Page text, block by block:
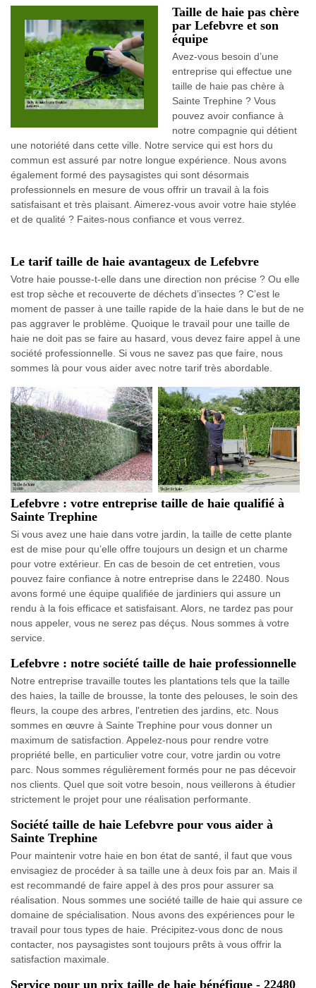
Taille de haie pas chère
par Lefebvre et son
équipe
Avez-vous besoin d’une
entreprise qui effectue une
taille de haie pas chère à
Sainte Trephine ? Vous
pouvez avoir confiance à
notre compagnie qui détient
une notoriété dans cette ville. Notre service qui est hors du
commun est assuré par notre longue expérience. Nous avons
également formé des paysagistes qui sont désormais
professionnels en mesure de vous offrir un travail à la fois
satisfaisant et très plaisant. Aimerez-vous avoir votre haie stylée
et de qualité ? Faites-nous confiance et vous verrez.
Le tarif taille de haie avantageux de Lefebvre
Votre haie pousse-t-elle dans une direction non précise ? Ou elle
est trop sèche et recouverte de déchets d’insectes ? C’est le
moment de passer à une taille rapide de la haie dans le but de ne
pas aggraver le problème. Quoique le travail pour une taille de
haie ne doit pas se faire au hasard, vous devez faire appel à une
société professionnelle. Si vous ne savez pas que faire, nous
sommes là pour vous aider avec notre tarif très abordable.
Lefebvre : votre entreprise taille de haie qualifié à
Sainte Trephine
Si vous avez une haie dans votre jardin, la taille de cette plante
est de mise pour qu’elle offre toujours un design et un charme
pour votre extérieur. En cas de besoin de cet entretien, vous
pouvez faire confiance à notre entreprise dans le 22480. Nous
avons formé une équipe qualifiée de jardiniers qui assure un
rendu à la fois efficace et satisfaisant. Alors, ne tardez pas pour
nous appeler, vous ne serez pas déçus. Nous sommes à votre
service.
Lefebvre : notre société taille de haie professionnelle
Notre entreprise travaille toutes les plantations tels que la taille
des haies, la taille de brousse, la tonte des pelouses, le soin des
fleurs, la coupe des arbres, l'entretien des jardins, etc. Nous
sommes en œuvre à Sainte Trephine pour vous donner un
maximum de satisfaction. Appelez-nous pour rendre votre
propriété belle, en particulier votre cour, votre jardin ou votre
parc. Nous sommes régulièrement formés pour ne pas décevoir
nos clients. Quel que soit votre besoin, nous veillerons à étudier
strictement le projet pour une réalisation performante.
Société taille de haie Lefebvre pour vous aider à
Sainte Trephine
Pour maintenir votre haie en bon état de santé, il faut que vous
envisagiez de procéder à sa taille une à deux fois par an. Mais il
est recommandé de faire appel à des pros pour assurer sa
réalisation. Nous sommes une société taille de haie qui assure ce
domaine de spécialisation. Nous avons des expériences pour le
travail pour tous types de haie. Précipitez-vous donc de nous
contacter, nos paysagistes sont toujours prêts à vous offrir la
satisfaction maximale.
Service pour un prix taille de haie bénéfique - 22480